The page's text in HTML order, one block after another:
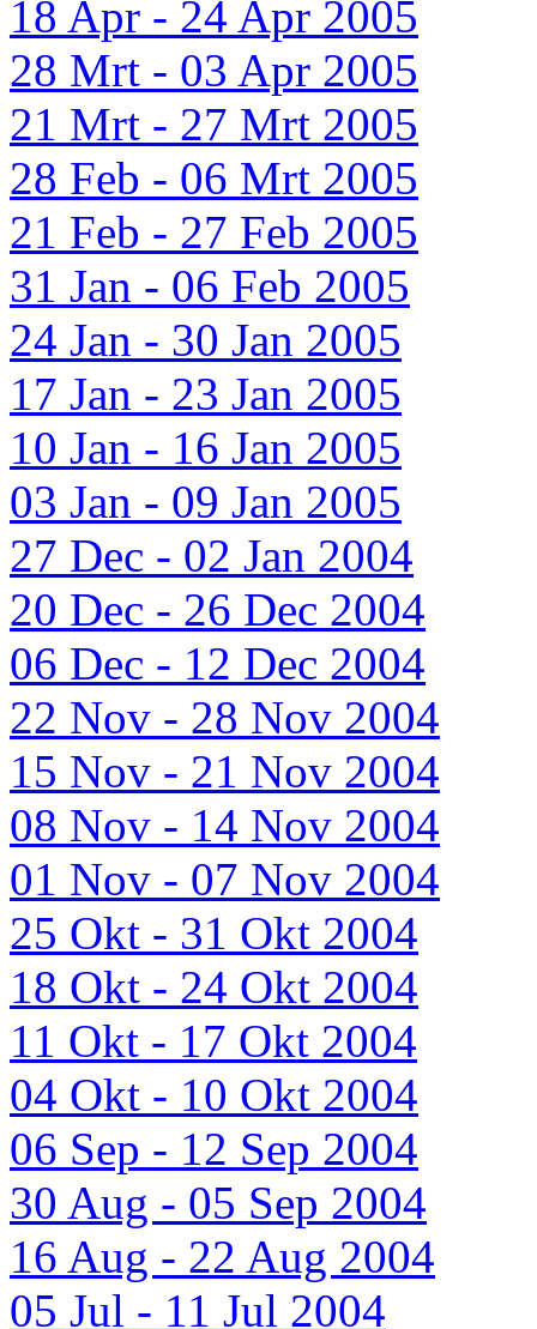
18 Apr - 24 Apr 2005
28 Mrt - 03 Apr 2005
21 Mrt - 27 Mrt 2005
28 Feb - 06 Mrt 2005
21 Feb - 27 Feb 2005
31 Jan - 06 Feb 2005
24 Jan - 30 Jan 2005
17 Jan - 23 Jan 2005
10 Jan - 16 Jan 2005
03 Jan - 09 Jan 2005
27 Dec - 02 Jan 2004
20 Dec - 26 Dec 2004
06 Dec - 12 Dec 2004
22 Nov - 28 Nov 2004
15 Nov - 21 Nov 2004
08 Nov - 14 Nov 2004
01 Nov - 07 Nov 2004
25 Okt - 31 Okt 2004
18 Okt - 24 Okt 2004
11 Okt - 17 Okt 2004
04 Okt - 10 Okt 2004
06 Sep - 12 Sep 2004
30 Aug - 05 Sep 2004
16 Aug - 22 Aug 2004
05 Jul - 11 Jul 2004